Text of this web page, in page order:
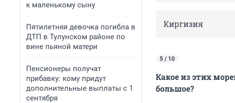
к маленькому сыну
Пятилетняя девочка погибла в
ДТП в Тулунском районе по
вине пьяной матери
Пенсионеры получат
прибавку: кому придут
дополнительные выплаты с 1
сентября
Киргизия
5 / 10
Какое из этих
большое?